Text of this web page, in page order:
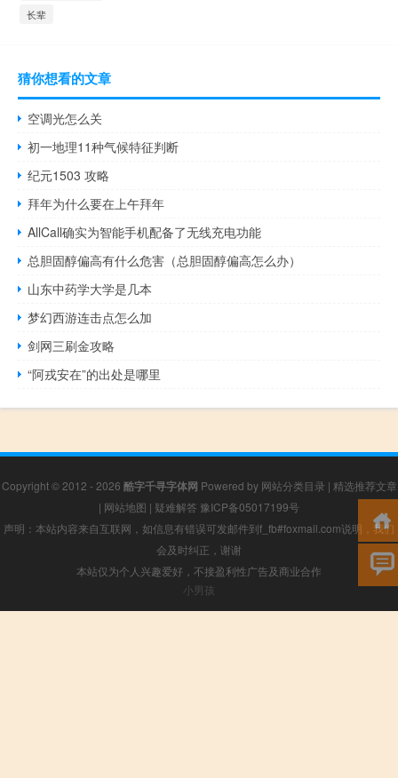
长辈
猜你想看的文章
空调光怎么关
初一地理11种气候特征判断
纪元1503 攻略
拜年为什么要在上午拜年
AllCall确实为智能手机配备了无线充电功能
总胆固醇偏高有什么危害（总胆固醇偏高怎么办）
山东中药学大学是几本
梦幻西游连击点怎么加
剑网三刷金攻略
“阿戎安在”的出处是哪里
Copyright © 2012 - 2026 酷字千寻字体网 Powered by 网站分类目录 | 精选推荐文章
| 网站地图 | 疑难解答 豫ICP备05017199号
声明：本站内容来自互联网，如信息有错误可发邮件到f_fb#foxmail.com说明，我们
会及时纠正，谢谢
本站仅为个人兴趣爱好，不接盈利性广告及商业合作
小男孩